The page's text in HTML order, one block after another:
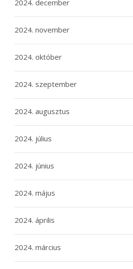
2024. december
2024. november
2024. október
2024. szeptember
2024. augusztus
2024. július
2024. június
2024. május
2024. április
2024. március